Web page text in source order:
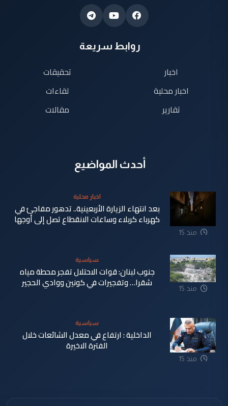
روابط سريعة
اخبار
اخبار محلية
تقارير
تحقيقات
لقاءات
مقالات
أحدث المواضيع
منذ 15
اخبار محلية
بعد انتهاء الزيارة الأربعينية.. تدهور مفاجئ في
كهرباء كربلاء وساعات الانقطاع تصل إلى أوجها
منذ 15
سياسية
جنوب لبنان: قوات الاحتلال تفجر محطة مياه
شقرا… وتفجيرات في كونين ووادي الحجير
منذ 15
سياسية
الداخلية : ارتفاع في معدل الشائعات خلال
الفترة الاخيرة